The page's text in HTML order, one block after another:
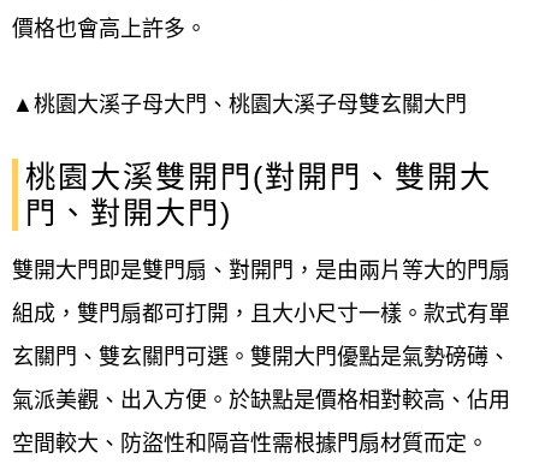
價格也會高上許多。
▲桃園大溪子母大門、桃園大溪子母雙玄關大門
桃園大溪雙開門(對開門、雙開大
門、對開大門)
雙開大門即是雙門扇、對開門，是由兩片等大的門扇
組成，雙門扇都可打開，且大小尺寸一樣。款式有單
玄關門、雙玄關門可選。雙開大門優點是氣勢磅礡、
氣派美觀、出入方便。於缺點是價格相對較高、佔用
空間較大、防盜性和隔音性需根據門扇材質而定。